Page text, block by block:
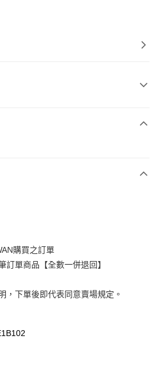
華泰商業銀行
遠東國際商業銀行
星展（台灣）商業銀行
購買之訂單
訂單商品【全數一併退回】
，下單後即代表同意賣場規定。